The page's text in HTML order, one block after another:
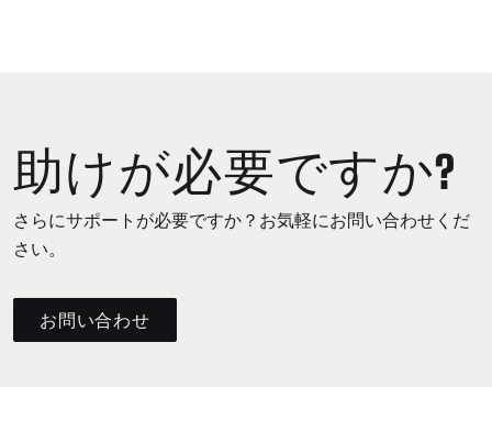
助けが必要ですか?
さらにサポートが必要ですか？お気軽にお問い合わせくだ
さい。
お問い合わせ